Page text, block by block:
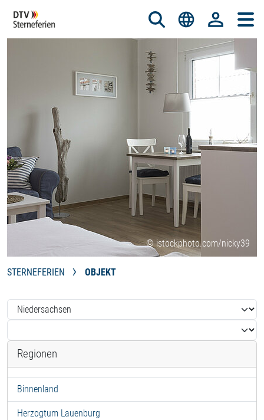
© istockphoto.com/nicky39
STERNEFERIEN OBJEKT
Regionen
Binnenland
Herzogtum Lauenburg